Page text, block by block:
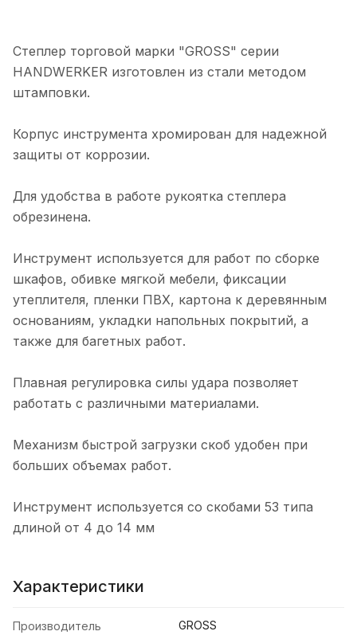
Степлер торговой марки "GROSS" серии
HANDWERKER изготовлен из стали методом
штамповки.
Корпус инструмента хромирован для надежной
защиты от коррозии.
Для удобства в работе рукоятка степлера
обрезинена.
Инструмент используется для работ по сборке
шкафов, обивке мягкой мебели, фиксации
утеплителя, пленки ПВХ, картона к деревянным
основаниям, укладки напольных покрытий, а
также для багетных работ.
Плавная регулировка силы удара позволяет
работать с различными материалами.
Механизм быстрой загрузки скоб удобен при
больших объемах работ.
Инструмент используется со скобами 53 типа
длиной от 4 до 14 мм
Характеристики
Производитель GROSS